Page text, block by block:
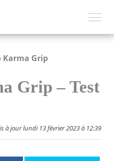
Karma Grip
Grip – Test
à jour lundi 13 février 2023 à 12:39